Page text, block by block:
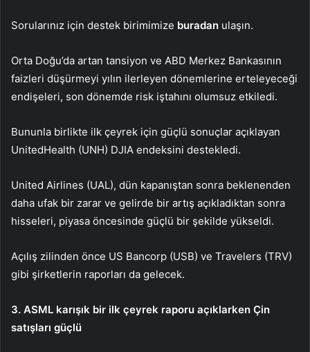
Sorularınız için destek birimimize buradan ulaşın.
Orta Doğu’da artan tansiyon ve ABD Merkez Bankasının
faizleri düşürmeyi yılın ilerleyen dönemlerine erteleyeceği
endişeleri, son dönemde risk iştahını olumsuz etkiledi.
Bununla birlikte ilk çeyrek için güçlü sonuçlar açıklayan
UnitedHealth (UNH) DJIA endeksini destekledi.
United Airlines (UAL), dün kapanıştan sonra beklenenden
daha ufak bir zarar ve gelirde bir artış açıkladıktan sonra
hisseleri, piyasa öncesinde güçlü bir şekilde yükseldi.
Açılış zilinden önce US Bancorp (USB) ve Travelers (TRV)
gibi şirketlerin raporları da gelecek.
3. ASML karışık bir ilk çeyrek raporu açıklarken Çin
satışları güçlü